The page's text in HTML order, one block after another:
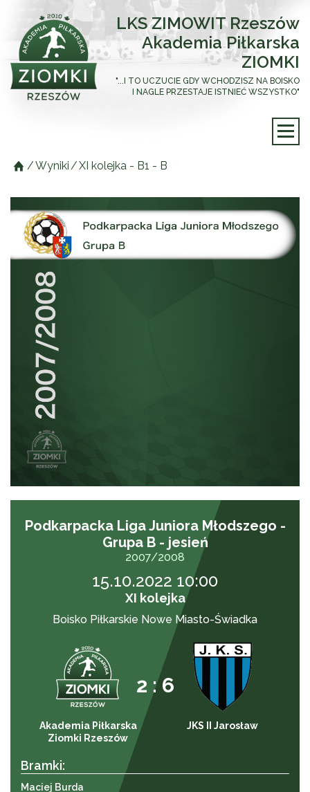
LKS ZIMOWIT Rzeszów
Akademia Piłkarska
ZIOMKI
"...I TO UCZUCIE GDY WCHODZISZ NA BOISKO
I NAGLE PRZESTAJE ISTNIEĆ WSZYSTKO"
/Wyniki /XI kolejka - B1 - B
Podkarpacka Liga Juniora Młodszego -
Grupa B - jesień
2007/2008
15.10.2022 10:00
XI kolejka
Boisko Piłkarskie Nowe Miasto-Świadka
2 : 6
Akademia Piłkarska
Ziomki Rzeszów
JKS II Jarosław
Bramki:
Maciej Burda